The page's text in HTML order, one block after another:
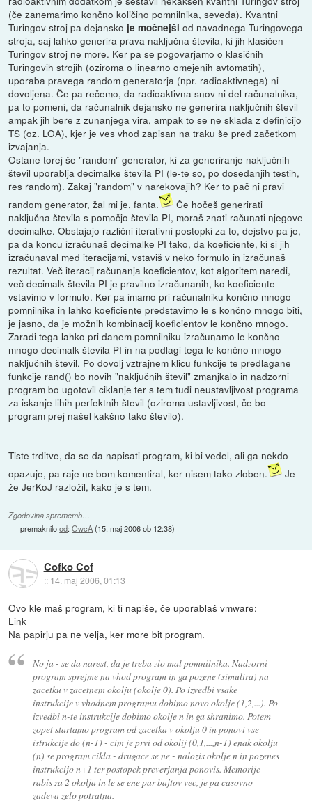
(če zanemarimo končno količino pomnilnika, seveda). Kvantni
Turingov stroj pa dejansko je močnejši od navadnega Turingovega
stroja, saj lahko generira prava naključna števila, ki jih klasičen
Turingov stroj ne more. Ker pa se pogovarjamo o klasičnih
Turingovih strojih (oziroma o linearno omejenih avtomatih),
uporaba pravega random generatorja (npr. radioaktivnega) ni
dovoljena. Če pa rečemo, da radioaktivna snov ni del računalnika,
pa to pomeni, da računalnik dejansko ne generira naključnih števil
ampak jih bere z zunanjega vira, ampak to se ne sklada z definicijo
TS (oz. LOA), kjer je ves vhod zapisan na traku še pred začetkom
izvajanja.
Ostane torej še "random" generator, ki za generiranje naključnih
števil uporablja decimalke števila PI (le-te so, po dosedanjih testih,
res random). Zakaj "random" v narekovajih? Ker to pač ni pravi
random generator, žal mi je, fanta.
Če hočeš generirati
naključna števila s pomočjo števila PI, moraš znati računati njegove
decimalke. Obstajajo različni iterativni postopki za to, dejstvo pa je,
pa da koncu izračunaš decimalke PI tako, da koeficiente, ki si jih
izračunaval med iteracijami, vstaviš v neko formulo in izračunaš
rezultat. Več iteracij računanja koeficientov, kot algoritem naredi,
več decimalk števila PI je pravilno izračunanih, ko koeficiente
vstavimo v formulo. Ker pa imamo pri računalniku končno mnogo
pomnilnika in lahko koeficiente predstavimo le s končno mnogo biti,
je jasno, da je možnih kombinacij koeficientov le končno mnogo.
Zaradi tega lahko pri danem pomnilniku izračunamo le končno
mnogo decimalk števila PI in na podlagi tega le končno mnogo
naključnih števil. Po dovolj vztrajnem klicu funkcije te predlagane
funkcije rand() bo novih "naključnih števil" zmanjkalo in nadzorni
program bo ugotovil ciklanje ter s tem tudi neustavljivost programa
za iskanje lihih perfektnih števil (oziroma ustavljivost, če bo
program prej našel kakšno tako število).
Tiste trditve, da se da napisati program, ki bi vedel, ali ga nekdo
opazuje, pa raje ne bom komentiral, ker nisem tako zloben.
Je
že JerKoJ razložil, kako je s tem.
Zgodovina sprememb…
premaknilood:OwcA(15. maj 2006 ob 12:38)
Cofko Cof
:: 14. maj 2006, 01:13
Ovo kle maš program, ki ti napiše, če uporablaš vmware:
Link
Na papirju pa ne velja, ker more bit program.
No ja - se da narest, da je treba zlo mal pomnilnika. Nadzorni
program sprejme na vhod program in ga pozene (simulira) na
zacetku v zacetnem okolju (okolje 0). Po izvedbi vsake
instrukcije v vhodnem programu dobimo novo okolje (1,2,...). Po
izvedbi n-te instrukcije dobimo okolje n in ga shranimo. Potem
zopet startamo program od zacetka v okolju 0 in ponovi vse
istrukcije do (n-1) - cim je prvi od okolij (0,1,...,n-1) enak okolju
(n) se program cikla - drugace se ne - nalozis okolje n in pozenes
instrukcijo n+1 ter postopek preverjanja ponovis. Memorije
rabis za 2 okolja in le se ene par bajtov vec, je pa casovno
zadeva zelo potratna.